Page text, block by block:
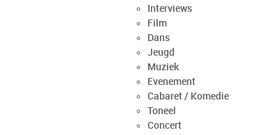
Interviews
Film
Dans
Jeugd
Muziek
Evenement
Cabaret / Komedie
Toneel
Concert